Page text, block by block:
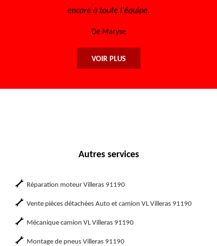
encore à toute l'équipe.
De Maryse
VOIR PLUS
Autres services
Réparation moteur Villeras 91190
Vente pièces détachées Auto et camion VL Villeras 91190
Mécanique camion VL Villeras 91190
Montage de pneus Villeras 91190